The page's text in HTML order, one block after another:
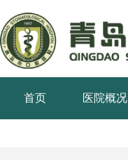
首页 医院概况